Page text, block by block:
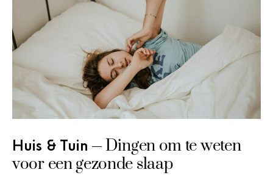
Huis & Tuin
Dingen om te weten
voor een gezonde slaap